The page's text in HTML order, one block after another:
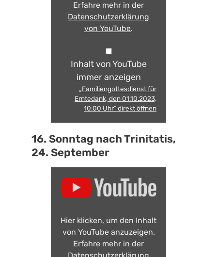
Erfahre mehr in der
Datenschutzerklärung
von YouTube.
Inhalt von YouTube
immer anzeigen
„Familiengottesdienst für
Erntedank, den 01.10.2023,
10:00 Uhr“ direkt öffnen
16. Sonntag nach Trinitatis,
24. September
Hier klicken, um den Inhalt
von YouTube anzuzeigen.
Erfahre mehr in der